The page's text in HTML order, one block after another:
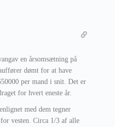
en årsomsætning på
dømt for at have
per mand i snit. Det er
for hvert eneste år.
med dem tegner
vesten. Circa 1/3 af alle